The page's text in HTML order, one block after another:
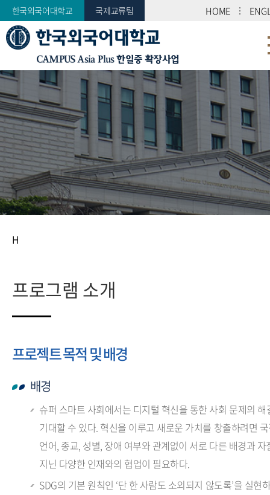
한국외국어대학교 국제교류팀 HOME
CAMPUS Asia Plus 한일중 확장사업
미래시대를 선도하는 글로벌 창의·융합 인재양성
CAMPUS Asia Plus
한일중 확장사업
H
프로그램 소개
프로젝트 목적 및 배경
배경
슈퍼 스마트 사회에서는 디지털 혁신을 통한 사회 문제의 해
기대할 수 있다. 혁신을 이루고 새로운 가치를 창출하려면
언어, 종교, 성별, 장애 여부와 관계없이 서로 다른 배경과 자
지닌 다양한 인재와의 협업이 필요하다.
SDG의 기본 원칙인 ‘단 한 사람도 소외되지 않도록’을 실현